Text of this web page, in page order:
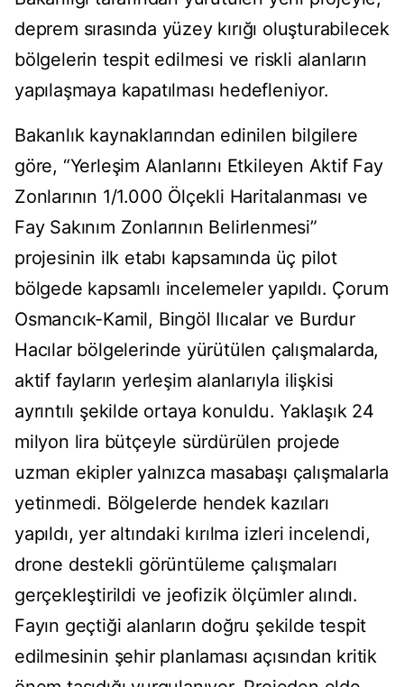
deprem sırasında yüzey kırığı oluşturabilecek
bölgelerin tespit edilmesi ve riskli alanların
yapılaşmaya kapatılması hedefleniyor.
Bakanlık kaynaklarından edinilen bilgilere
göre, “Yerleşim Alanlarını Etkileyen Aktif Fay
Zonlarının 1/1.000 Ölçekli Haritalanması ve
Fay Sakınım Zonlarının Belirlenmesi”
projesinin ilk etabı kapsamında üç pilot
bölgede kapsamlı incelemeler yapıldı. Çorum
Osmancık-Kamil, Bingöl Ilıcalar ve Burdur
Hacılar bölgelerinde yürütülen çalışmalarda,
aktif fayların yerleşim alanlarıyla ilişkisi
ayrıntılı şekilde ortaya konuldu. Yaklaşık 24
milyon lira bütçeyle sürdürülen projede
uzman ekipler yalnızca masabaşı çalışmalarla
yetinmedi. Bölgelerde hendek kazıları
yapıldı, yer altındaki kırılma izleri incelendi,
drone destekli görüntüleme çalışmaları
gerçekleştirildi ve jeofizik ölçümler alındı.
Fayın geçtiği alanların doğru şekilde tespit
edilmesinin şehir planlaması açısından kritik